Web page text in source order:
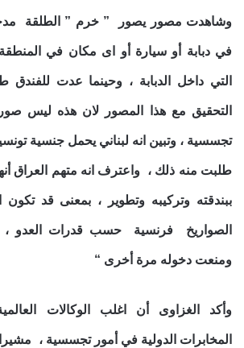
وشاهدت مصور يصور ” خرم ” الطلقة
في دبابة أو سيارة أو اى مكان في
التي داخل الدبابة ، وحينما عدت
التحقيق مع هذا المصور لان هذه ليس
تجسسية ، وتبين انه لبناني يحمل جنسية
طلبت منه ذلك ، واعترف انه متهم العراق
ببندقته وتركيبه وتطوير ، بمعنى قد تكون
الصواريخ فرنسية حسب قدرات العدو ،
ومنعت دخوله مرة أخرى “
وأكد الغزاوى أن اغلب الوكالات
المخابرات الدولية في أمور تجسسية ،